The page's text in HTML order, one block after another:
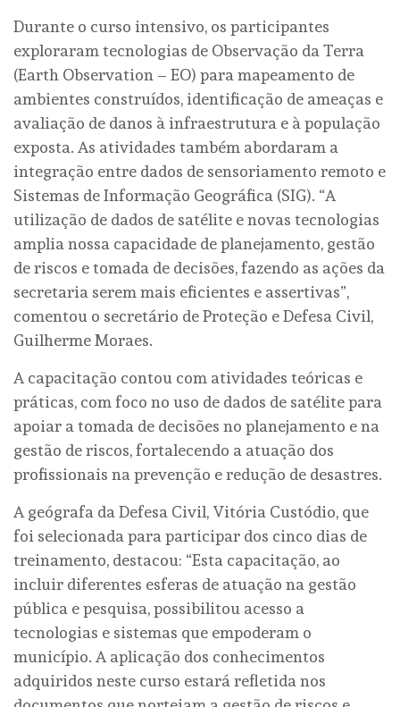
Durante o curso intensivo, os participantes
exploraram tecnologias de Observação da Terra
(Earth Observation – EO) para mapeamento de
ambientes construídos, identificação de ameaças e
avaliação de danos à infraestrutura e à população
exposta. As atividades também abordaram a
integração entre dados de sensoriamento remoto e
Sistemas de Informação Geográfica (SIG). “A
utilização de dados de satélite e novas tecnologias
amplia nossa capacidade de planejamento, gestão
de riscos e tomada de decisões, fazendo as ações da
secretaria serem mais eficientes e assertivas”,
comentou o secretário de Proteção e Defesa Civil,
Guilherme Moraes.
A capacitação contou com atividades teóricas e
práticas, com foco no uso de dados de satélite para
apoiar a tomada de decisões no planejamento e na
gestão de riscos, fortalecendo a atuação dos
profissionais na prevenção e redução de desastres.
A geógrafa da Defesa Civil, Vitória Custódio, que
foi selecionada para participar dos cinco dias de
treinamento, destacou: “Esta capacitação, ao
incluir diferentes esferas de atuação na gestão
pública e pesquisa, possibilitou acesso a
tecnologias e sistemas que empoderam o
município. A aplicação dos conhecimentos
adquiridos neste curso estará refletida nos